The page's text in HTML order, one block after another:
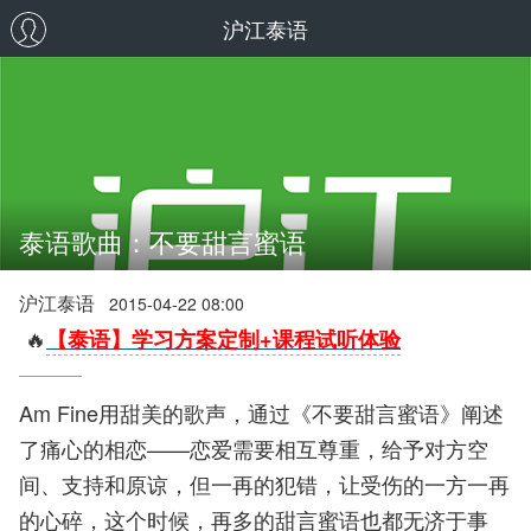
沪江泰语
泰语歌曲：不要甜言蜜语
沪江泰语 2015-04-22 08:00
🔥 【泰语】学习方案定制+课程试听体验
Am Fine用甜美的歌声，通过《不要甜言蜜语》阐述
了痛心的相恋——恋爱需要相互尊重，给予对方空
间、支持和原谅，但一再的犯错，让受伤的一方一再
的心碎，这个时候，再多的甜言蜜语也都无济于事